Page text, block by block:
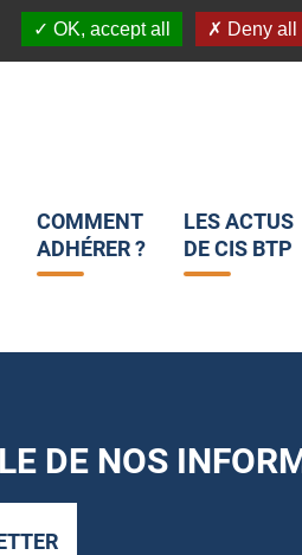
réseaux sociaux :
COMMENT
ADHÉRER ?
LES ACTUS
DE CIS BTP
DE NOS
OK, accept all Deny